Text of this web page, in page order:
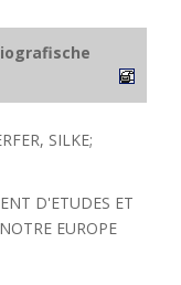
SILKE;
D'ETUDES ET
EUROPE